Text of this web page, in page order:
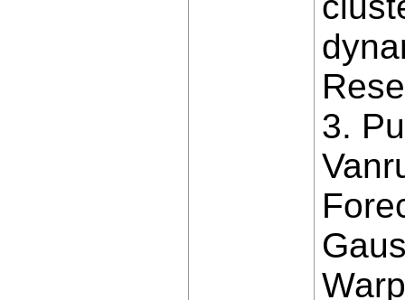
3.